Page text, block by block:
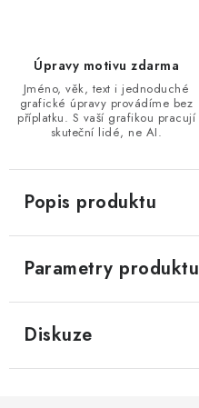
Úpravy motivu zdarma
Jméno, věk, text i jednoduché
grafické úpravy provádíme bez
příplatku. S vaší grafikou pracují
skuteční lidé, ne AI.
Popis produktu
Parametry produktu
Diskuze